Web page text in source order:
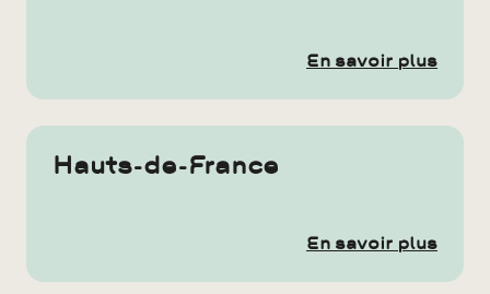
En savoir plus
Hauts-de-France
En savoir plus